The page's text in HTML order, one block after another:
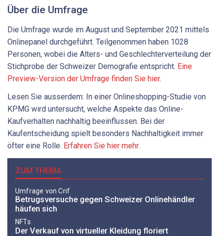
Über die Umfrage
Die Umfrage wurde im August und September 2021 mittels
Onlinepanel durchgeführt. Teilgenommen haben 1028
Personen, wobei die Alters- und Geschlechterverteilung der
Stichprobe der Schweizer Demografie entspricht. Eine
Preview-Version der Umfrage finden Sie hier.
Lesen Sie ausserdem: In einer Onlineshopping-Studie von
KPMG wird untersucht, welche Aspekte das Online-
Kaufverhalten nachhaltig beeinflussen. Bei der
Kaufentscheidung spielt besonders Nachhaltigkeit immer
öfter eine Rolle. Erfahren Sie hier mehr.
ZUM THEMA
Umfrage von Crif
Betrugsversuche gegen Schweizer Onlinehändler
häufen sich
NFTs
Der Verkauf von virtueller Kleidung floriert